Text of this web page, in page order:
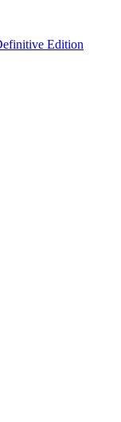
Edition